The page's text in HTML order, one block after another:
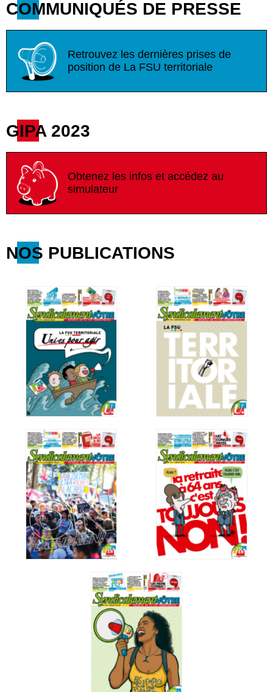
COMMUNIQUÉS DE PRESSE
Retrouvez les dernières prises de
position de La FSU territoriale
GIPA 2023
Obtenez les infos et accédez au
simulateur
NOS PUBLICATIONS